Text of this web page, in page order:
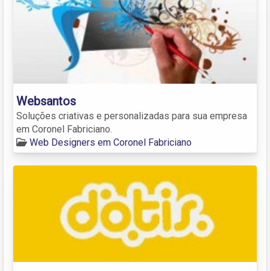
Websantos
Soluções criativas e personalizadas para sua empresa
em Coronel Fabriciano.
Web Designers em Coronel Fabriciano